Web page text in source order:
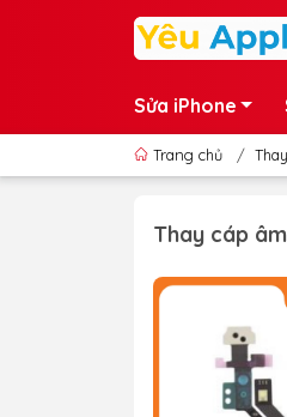
Sửa iPhone
Trang chủ /
Thay cáp